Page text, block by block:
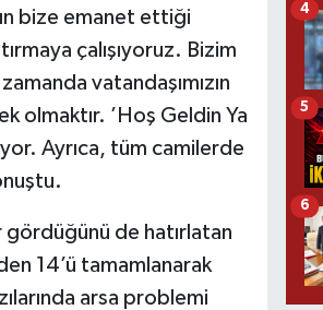
bize emanet ettiği
çalışıyoruz. Bizim
vatandaşımızın
olmaktır. ’Hoş Geldin Ya
Ayrıca, tüm camilerde
de hatırlatan
14’ü tamamlanarak
arsa problemi
4
5
6